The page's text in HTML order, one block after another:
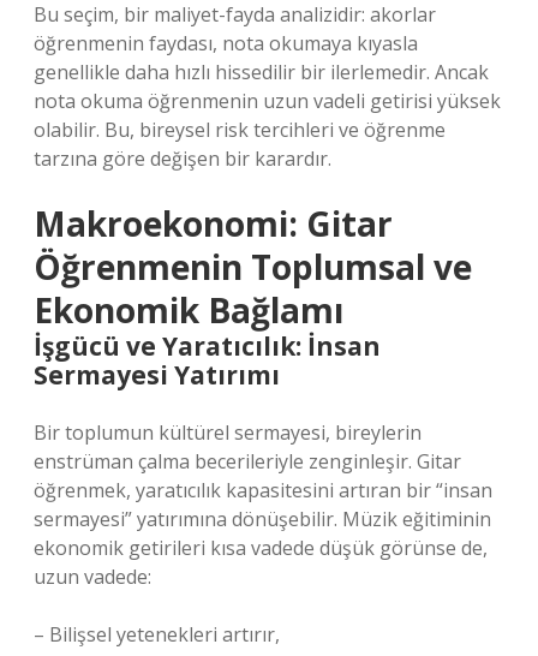
Bu seçim, bir maliyet-fayda analizidir: akorlar
öğrenmenin faydası, nota okumaya kıyasla
genellikle daha hızlı hissedilir bir ilerlemedir. Ancak
nota okuma öğrenmenin uzun vadeli getirisi yüksek
olabilir. Bu, bireysel risk tercihleri ve öğrenme
tarzına göre değişen bir karardır.
Makroekonomi: Gitar
Öğrenmenin Toplumsal ve
Ekonomik Bağlamı
İşgücü ve Yaratıcılık: İnsan
Sermayesi Yatırımı
Bir toplumun kültürel sermayesi, bireylerin
enstrüman çalma becerileriyle zenginleşir. Gitar
öğrenmek, yaratıcılık kapasitesini artıran bir “insan
sermayesi” yatırımına dönüşebilir. Müzik eğitiminin
ekonomik getirileri kısa vadede düşük görünse de,
uzun vadede:
– Bilişsel yetenekleri artırır,